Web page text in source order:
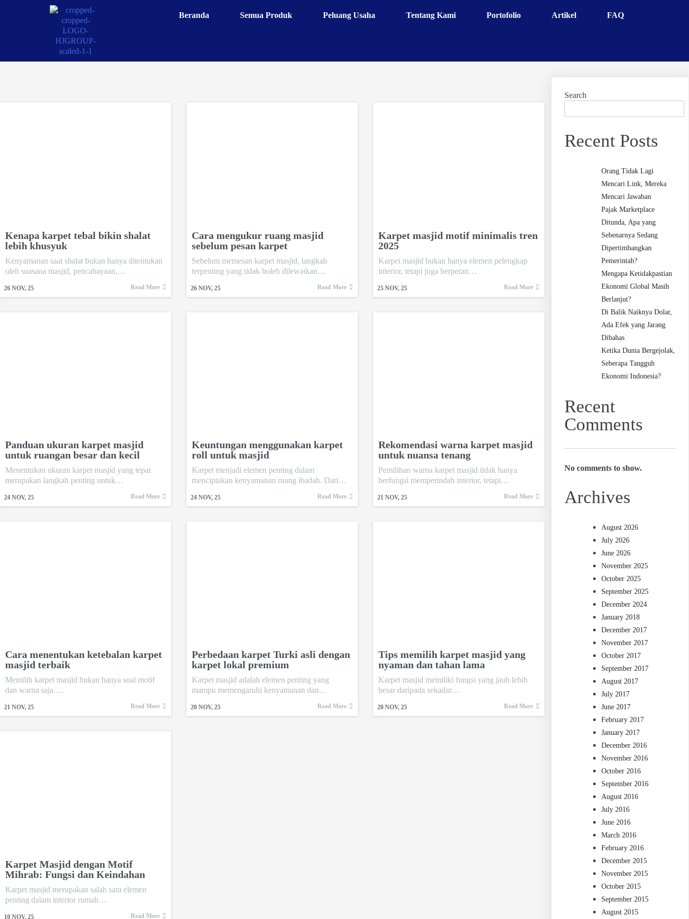
Beranda Semua Produk Peluang Usaha Tentang Kami Portofolio Artikel FAQ
Kenapa karpet tebal bikin shalat
lebih khusyuk
26 NOV, 25
Kenyamanan saat shalat bukan hanya ditentukan
oleh suasana masjid, pencahayaan,…
Read More
Cara mengukur ruang masjid
sebelum pesan karpet
26 NOV, 25
Sebelum memesan karpet masjid, langkah
terpenting yang tidak boleh dilewatkan…
Read More
Karpet masjid motif minimalis tren
2025
25 NOV, 25
Karpet masjid bukan hanya elemen pelengkap
interior, tetapi juga berperan…
Read More
Panduan ukuran karpet masjid
untuk ruangan besar dan kecil
24 NOV, 25
Menentukan ukuran karpet masjid yang tepat
merupakan langkah penting untuk…
Read More
Keuntungan menggunakan karpet
roll untuk masjid
24 NOV, 25
Karpet menjadi elemen penting dalam
menciptakan kenyamanan ruang ibadah. Dari…
Read More
Rekomendasi warna karpet masjid
untuk nuansa tenang
21 NOV, 25
Pemilihan warna karpet masjid tidak hanya
berfungsi memperindah interior, tetapi…
Read More
Cara menentukan ketebalan karpet
masjid terbaik
21 NOV, 25
Memilih karpet masjid bukan hanya soal motif
dan warna saja.…
Read More
Perbedaan karpet Turki asli dengan
karpet lokal premium
20 NOV, 25
Karpet masjid adalah elemen penting yang
mampu memengaruhi kenyamanan dan…
Read More
Tips memilih karpet masjid yang
nyaman dan tahan lama
20 NOV, 25
Karpet masjid memiliki fungsi yang jauh lebih
besar daripada sekadar…
Read More
Karpet Masjid dengan Motif
Mihrab: Fungsi dan Keindahan
10 NOV, 25
Karpet masjid merupakan salah satu elemen
penting dalam interior rumah…
Read More
Search
Recent Posts
Orang Tidak Lagi
Mencari Link, Mereka
Mencari Jawaban
Pajak Marketplace
Ditunda, Apa yang
Sebenarnya Sedang
Dipertimbangkan
Pemerintah?
Mengapa Ketidakpastian
Ekonomi Global Masih
Berlanjut?
Di Balik Naiknya Dolar,
Ada Efek yang Jarang
Dibahas
Ketika Dunia Bergejolak,
Seberapa Tangguh
Ekonomi Indonesia?
Recent
Comments
No comments to show.
Archives
August 2026
July 2026
June 2026
November 2025
October 2025
September 2025
December 2024
January 2018
December 2017
November 2017
October 2017
September 2017
August 2017
July 2017
June 2017
February 2017
January 2017
December 2016
November 2016
October 2016
September 2016
August 2016
July 2016
June 2016
March 2016
February 2016
December 2015
November 2015
October 2015
September 2015
August 2015